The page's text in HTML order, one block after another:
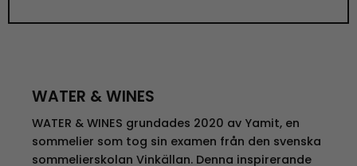
WATER & WINES
WATER & WINES grundades 2020 av Yamit, en
sommelier som tog sin examen från den svenska
sommelierskolan Vinkällan. Denna inspirerande